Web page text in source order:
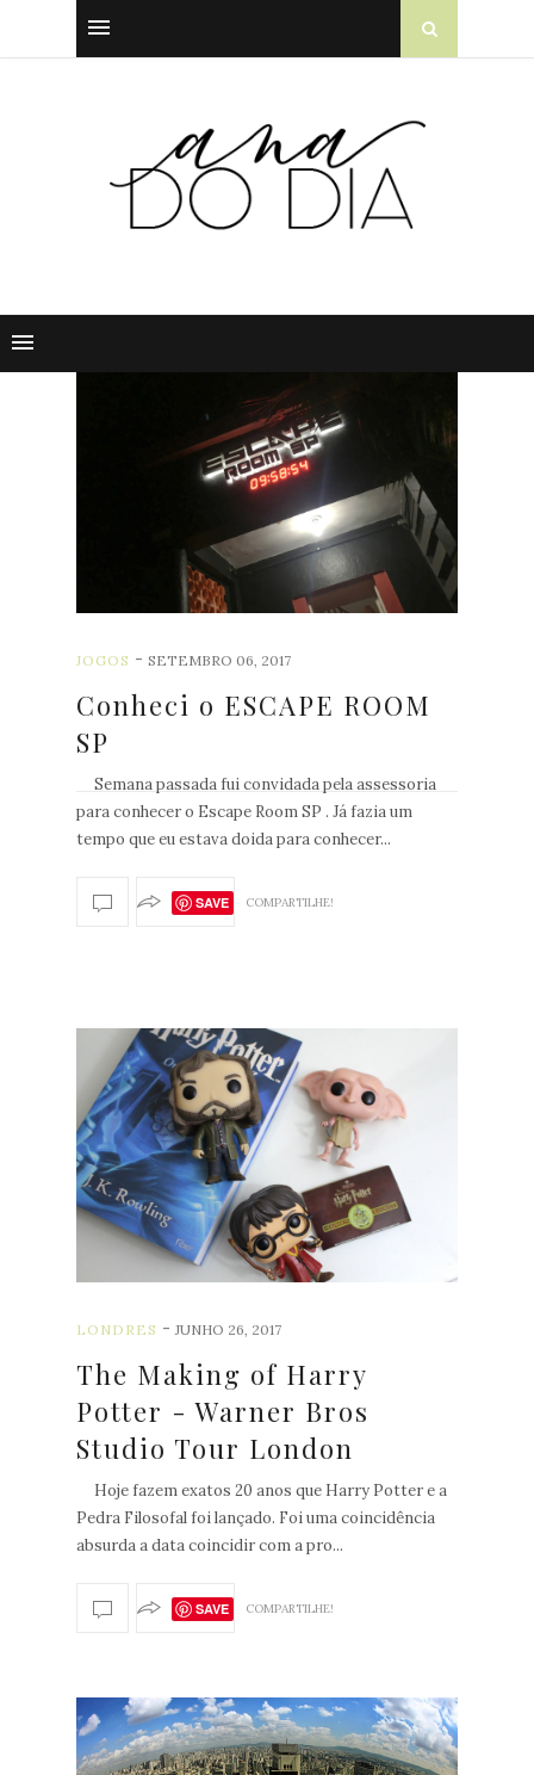
JOGOS - SETEMBRO 06, 2017
Conheci o ESCAPE ROOM
SP
Semana passada fui convidada pela assessoria
para conhecer o Escape Room SP . Já fazia um
tempo que eu estava doida para conhecer...
SAVE COMPARTILHE!
LONDRES -JUNHO 26, 2017
The Making of Harry
Potter - Warner Bros
Studio Tour London
Hoje fazem exatos 20 anos que Harry Potter e a
Pedra Filosofal foi lançado. Foi uma coincidência
absurda a data coincidir com a pro...
SAVE COMPARTILHE!
POST